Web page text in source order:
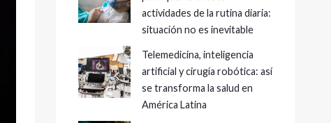
actividades de la rutina diaria:
situación no es inevitable
Telemedicina, inteligencia
artificial y cirugía robótica: así
se transforma la salud en
América Latina